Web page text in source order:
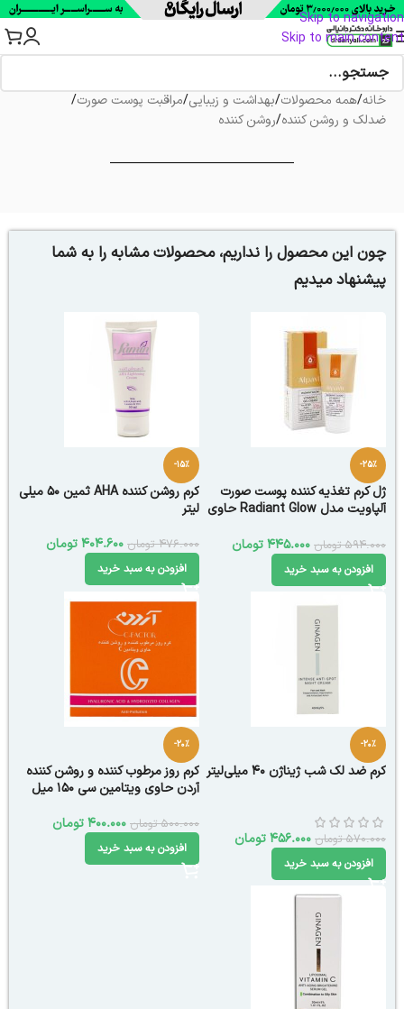
Skip to navigation
Skip to main content
خانه/همه محصولات/بهداشت و زیبایی/مراقبت پوست صورت/
ضدلک و روشن کننده/روشن کننده
چون این محصول را نداریم، محصولات مشابه را به شما
پیشنهاد میدیم
-25%
ژل کرم تغذیه کننده پوست صورت
آلپاویت مدل Radiant Glow حاوی
لیتر
594.000 تومان 445.000تومان
افزودن به سبد خرید
-15%
کرم روشن کننده AHA ثمین 50 میلی
لیتر
476.000 تومان 404.600تومان
افزودن به سبد خرید
-20%
کرم ضد لک شب ژیناژن 40 میلی‌لیتر
570.000 تومان 456.000تومان
افزودن به سبد خرید
-20%
کرم روز مرطوب کننده و روشن کننده
آردن حاوی ویتامین سی 150 میل
500.000 تومان 400.000تومان
افزودن به سبد خرید